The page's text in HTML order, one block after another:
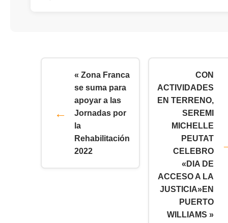
« Zona Franca
se suma para
apoyar a las
Jornadas por
la
Rehabilitación
2022
CON
ACTIVIDADES
EN TERRENO,
SEREMI
MICHELLE
PEUTAT
CELEBRO
«DIA DE
ACCESO A LA
JUSTICIA»EN
PUERTO
WILLIAMS »